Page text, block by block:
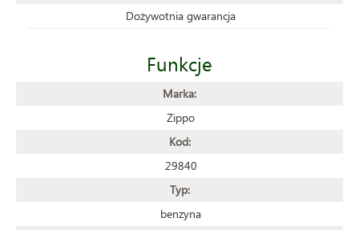
Dożywotnia gwarancja
Funkcje
Marka:
Zippo
Kod:
29840
Typ:
benzyna